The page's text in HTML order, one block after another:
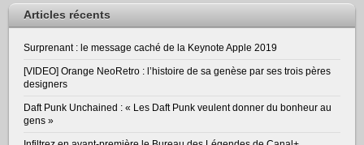
Articles récents
Surprenant : le message caché de la Keynote Apple 2019
[VIDEO] Orange NeoRetro : l’histoire de sa genèse par ses trois pères
designers
Daft Punk Unchained : « Les Daft Punk veulent donner du bonheur au
gens »